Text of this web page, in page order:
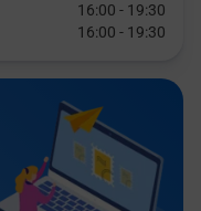
16:00 - 19:30
16:00 - 19:30